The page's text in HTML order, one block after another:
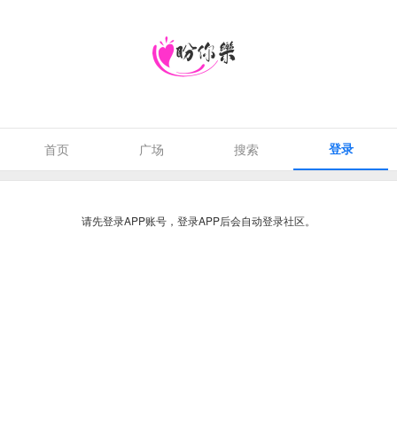
首页 广场 搜索 登录
请先登录APP账号，登录APP后会自动登录社区。